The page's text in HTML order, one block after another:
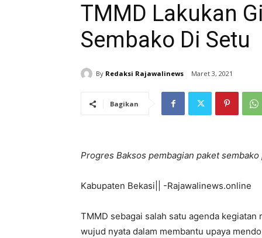
TMMD Lakukan
Sembako Di Setu
By Redaksi Rajawalinews Maret 3, 2021
Bagikan
Progres Baksos pembagian paket
Kabupaten Bekasi|| -Rajawalinews.online
TMMD sebagai salah satu agenda
wujud nyata dalam membantu upaya